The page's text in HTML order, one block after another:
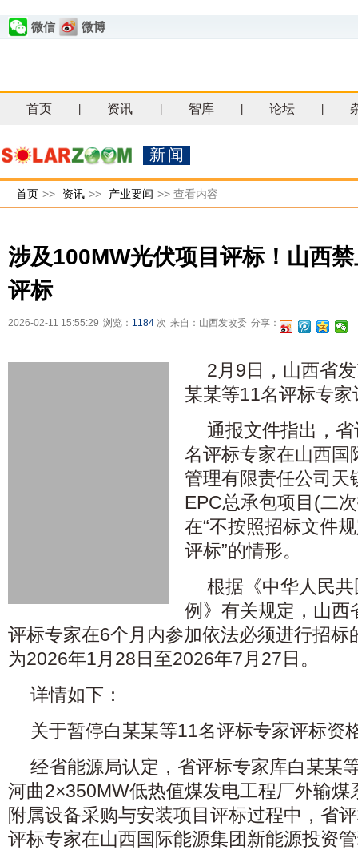
微信 微博
首页 资讯 智库 论坛
新闻
首页 >> 资讯 >> 产业要闻 >> 查看内容
涉及100MW光伏项目评标！山西
评标
2026-02-11 15:55:29 浏览： 1184 次 来自：山西发改委 分享：
2月9日，山西省
某某等11名评标专
通报文件指出，
名评标专家在山西国
管理有限责任公司天
EPC总承包项目(二
在“不按照招标文件
评标”的情形。
根据《中华人民
例》有关规定，山西
评标专家在6个月内参加依法必须进行招标
为2026年1月28日至2026年7月27日。
详情如下：
关于暂停白某某等11名评标专家评标资
经省能源局认定，省评标专家库白某某
河曲2×350MW低热值煤发电工程厂外输煤
附属设备采购与安装项目评标过程中，省
评标专家在山西国际能源集团新能源投资